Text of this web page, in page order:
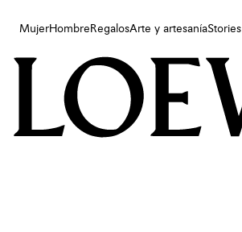
MujerHombre RegalosArte y artesaníaStories
Mujer
Arte y artesanía